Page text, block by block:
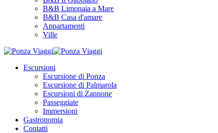
B&B Limonaia a Mare
B&B Casa d'amare
Appartamenti
Ville
Escursioni
Escursione di Ponza
Escursione di Palmarola
Escursioni di Zannone
Passeggiate
Immersioni
Gastronomia
Contatti